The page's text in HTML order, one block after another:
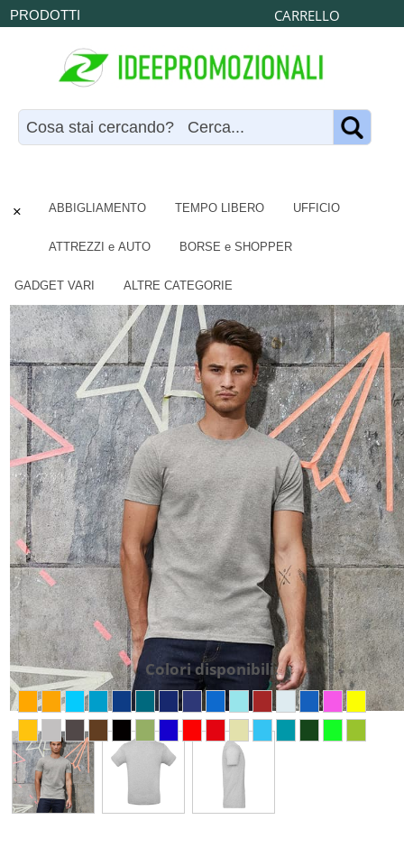
CARRELLO
× ABBIGLIAMENTO TEMPO LIBERO UFFICIO
ATTREZZI e AUTO BORSE e SHOPPER
GADGET VARI ALTRE CATEGORIE
PRODOTTI
Colori disponibili: